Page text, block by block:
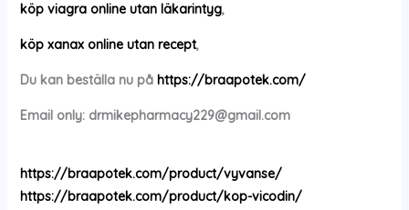
köp viagra online utan läkarintyg,
köp xanax online utan recept,
Du kan beställa nu på https://braapotek.com/
Email only: drmikepharmacy229@gmail.com
https://braapotek.com/product/vyvanse/
https://braapotek.com/product/kop-vicodin/